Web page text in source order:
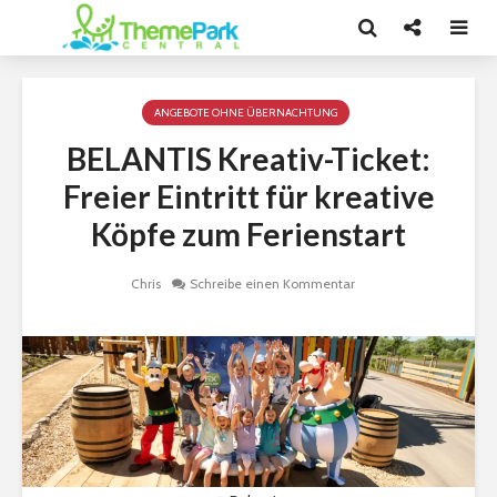
ANGEBOTE OHNE ÜBERNACHTUNG
BELANTIS Kreativ-Ticket:
Freier Eintritt für kreative
Köpfe zum Ferienstart
Chris Schreibe einen Kommentar